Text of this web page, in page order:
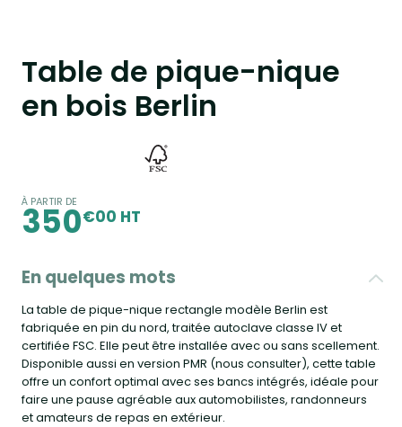
Table de pique-nique
en bois Berlin
À PARTIR DE
350€00 HT
En quelques mots
La table de pique-nique rectangle modèle Berlin est
fabriquée en pin du nord, traitée autoclave classe IV et
certifiée FSC. Elle peut être installée avec ou sans scellement.
Disponible aussi en version PMR (nous consulter), cette table
offre un confort optimal avec ses bancs intégrés, idéale pour
faire une pause agréable aux automobilistes, randonneurs
et amateurs de repas en extérieur.